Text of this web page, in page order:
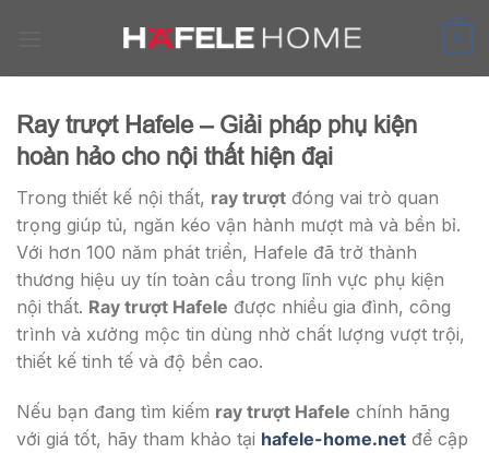
0
Ray trượt Hafele – Giải pháp phụ kiện
hoàn hảo cho nội thất hiện đại
Trong thiết kế nội thất, ray trượt đóng vai trò quan
trọng giúp tủ, ngăn kéo vận hành mượt mà và bền bỉ.
Với hơn 100 năm phát triển, Hafele đã trở thành
thương hiệu uy tín toàn cầu trong lĩnh vực phụ kiện
nội thất. Ray trượt Hafele được nhiều gia đình, công
trình và xưởng mộc tin dùng nhờ chất lượng vượt trội,
thiết kế tinh tế và độ bền cao.
Nếu bạn đang tìm kiếm ray trượt Hafele chính hãng
với giá tốt, hãy tham khảo tại hafele-home.net để cập